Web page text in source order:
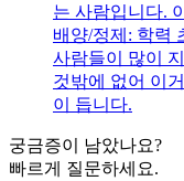
는 사람입니다.
배양/정제: 학력
사람들이 많이
것밖에 없어 이
이 듭니다.
궁금증이 남았나요?
빠르게 질문하세요.